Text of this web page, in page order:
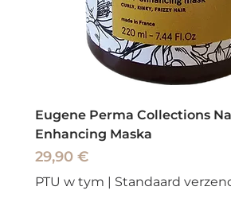
Eugene Perma Collections
Enhancing Maska
Cena
29,90 €
PTU w tym Standaard